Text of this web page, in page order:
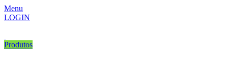
Menu
LOGIN
Produtos